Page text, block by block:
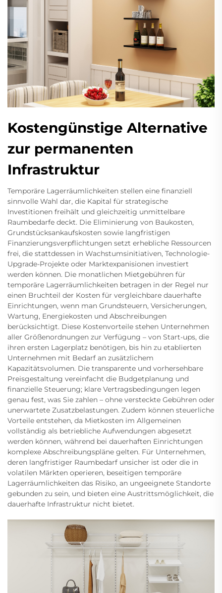
Kostengünstige Alternative
zur permanenten
Infrastruktur
Temporäre Lagerräumlichkeiten stellen eine finanziell
sinnvolle Wahl dar, die Kapital für strategische
Investitionen freihält und gleichzeitig unmittelbare
Raumbedarfe deckt. Die Eliminierung von Baukosten,
Grundstücksankaufskosten sowie langfristigen
Finanzierungsverpflichtungen setzt erhebliche Ressourcen
frei, die stattdessen in Wachstumsinitiativen, Technologie-
Upgrade-Projekte oder Marktexpanisionen investiert
werden können. Die monatlichen Mietgebühren für
temporäre Lagerräumlichkeiten betragen in der Regel nur
einen Bruchteil der Kosten für vergleichbare dauerhafte
Einrichtungen, wenn man Grundsteuern, Versicherungen,
Wartung, Energiekosten und Abschreibungen
berücksichtigt. Diese Kostenvorteile stehen Unternehmen
aller Größenordnungen zur Verfügung – von Start-ups, die
ihren ersten Lagerplatz benötigen, bis hin zu etablierten
Unternehmen mit Bedarf an zusätzlichem
Kapazitätsvolumen. Die transparente und vorhersehbare
Preisgestaltung vereinfacht die Budgetplanung und
finanzielle Steuerung; klare Vertragsbedingungen legen
genau fest, was Sie zahlen – ohne versteckte Gebühren oder
unerwartete Zusatzbelastungen. Zudem können steuerliche
Vorteile entstehen, da Mietkosten im Allgemeinen
vollständig als betriebliche Aufwendungen abgesetzt
werden können, während bei dauerhaften Einrichtungen
komplexe Abschreibungspläne gelten. Für Unternehmen,
deren langfristiger Raumbedarf unsicher ist oder die in
volatilen Märkten operieren, beseitigen temporäre
Lagerräumlichkeiten das Risiko, an ungeeignete Standorte
gebunden zu sein, und bieten eine Austrittsmöglichkeit, die
dauerhafte Infrastruktur nicht bietet.